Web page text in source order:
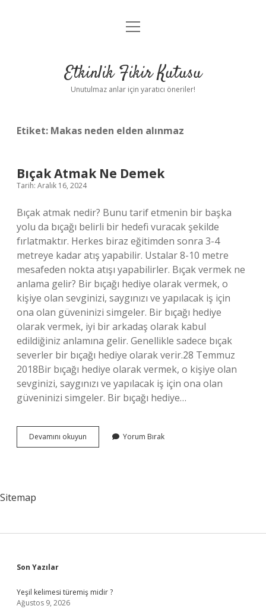
Anasayfa
Yasal Uyarı
menüyü
Etkinlik Fikir Kutusu
Unutulmaz anlar için yaratıcı öneriler!
Etiket: Makas neden elden alınmaz
Bıçak Atmak Ne Demek
Tarih: Aralık 16, 2024
Bıçak atmak nedir? Bunu tarif etmenin bir başka
yolu da bıçağı belirli bir hedefi vuracak şekilde
fırlatmaktır. Herkes biraz eğitimden sonra 3-4
metreye kadar atış yapabilir. Ustalar 8-10 metre
mesafeden nokta atışı yapabilirler. Bıçak vermek ne
anlama gelir? Bir bıçağı hediye olarak vermek, o
kişiye olan sevginizi, saygınızı ve yapılacak iş için
ona olan güveninizi simgeler. Bir bıçağı hediye
olarak vermek, iyi bir arkadaş olarak kabul
edildiğiniz anlamına gelir. Genellikle sadece bıçak
severler bir bıçağı hediye olarak verir.28 Temmuz
2018Bir bıçağı hediye olarak vermek, o kişiye olan
sevginizi, saygınızı ve yapılacak iş için ona olan
güveninizi simgeler. Bir bıçağı hediye…
Devamını okuyun
Atmak
Yorum Bırak
Sitemap
Sidebar
Son Yazılar
Yeşil kelimesi türemiş midir ?
Ağustos 9, 2026